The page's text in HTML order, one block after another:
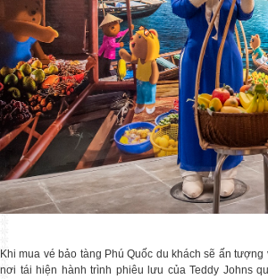
Khi mua vé bảo tàng Phú Quốc du khách sẽ ấn
nơi tái hiện hành trình phiêu lưu của Teddy Johns